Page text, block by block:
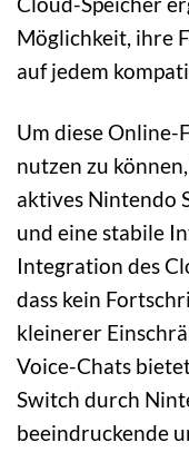
Möglichkeit, ihre
auf jedem
Um diese
nutzen zu
aktives Nintendo
und eine stabile
Integration des
dass kein
kleinerer
Voice-Chats
Switch durch
beeindruckende